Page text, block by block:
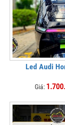
Led Audi
Giá: